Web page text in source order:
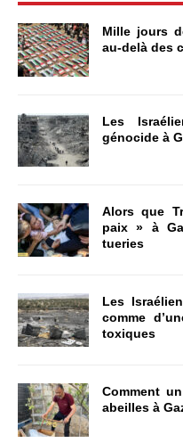
Mille jours
au-delà des
Les
génocide à
Alors que
paix » à
tueries
Les
comme
toxiques
Comment
abeilles à